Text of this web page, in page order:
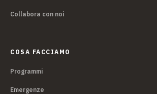
Collabora con noi
COSA FACCIAMO
Programmi
Emergenze